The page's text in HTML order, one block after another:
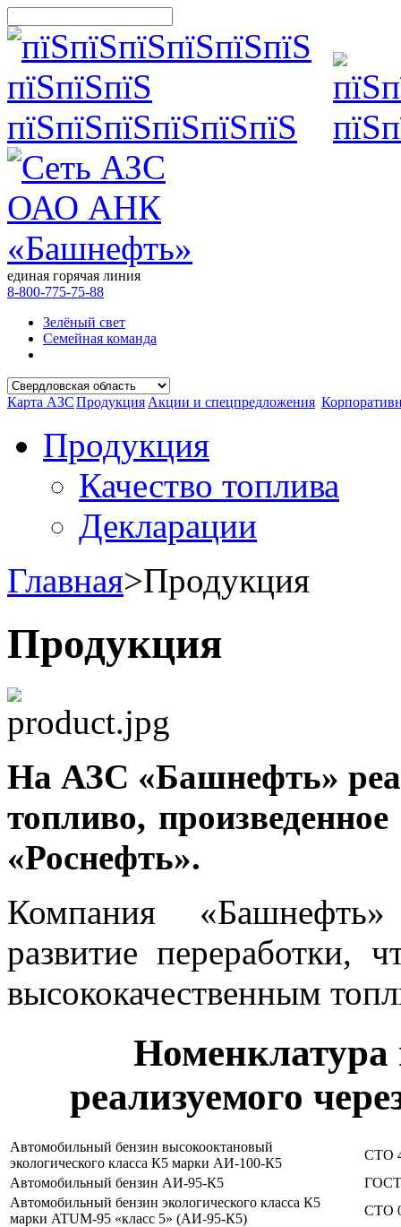
единая горячая линия
8-800-775-75-88
Зелёный свет
Семейная команда
Карта АЗСПродукция Акции и спецпредложения
Продукция
Качество топлива
Декларации
Главная>Продукция
Продукция
На АЗС «Башнефть»
топливо,
«Роснефть».
Компания
развитие переработки,
высококачественным
Номенклатура
реализуемого
Автомобильный бензин высокооктановый
экологического класса К5 марки АИ-100-К5
СТО
Автомобильный бензин АИ-95-К5
ГОСТ
Автомобильный бензин экологического класса К5
марки ATUM-95 «класс 5» (АИ-95-К5)
СТО